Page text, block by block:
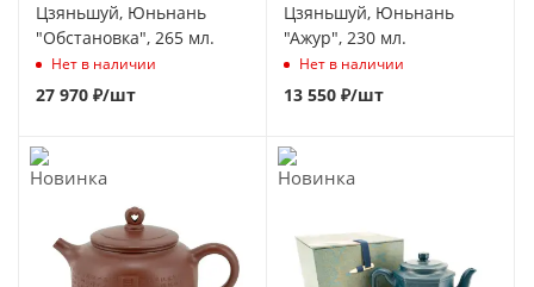
Цзяньшуй, Юньнань
"Обстановка", 265 мл.
Нет в наличии
27 970 ₽/шт
Цзяньшуй, Юньнань
"Ажур", 230 мл.
Нет в наличии
13 550 ₽/шт